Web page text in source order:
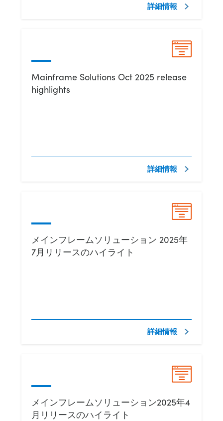
詳細情報
Mainframe Solutions Oct 2025 release
highlights
詳細情報
メインフレームソリューション 2025年
7月リリースのハイライト
詳細情報
メインフレームソリューション2025年4
月リリースのハイライト